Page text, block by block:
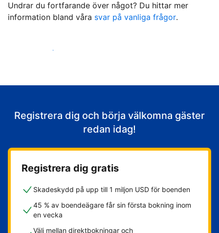
Undrar du fortfarande över något? Du hittar mer
information bland våra svar på vanliga frågor.
Börja ta emot gäster
Registrera dig och börja välkomna gäster
redan idag!
Registrera dig gratis
Skadeskydd på upp till 1 miljon USD för boenden
45 % av boendeägare får sin första bokning inom
en vecka
Välj mellan direktbokningar och